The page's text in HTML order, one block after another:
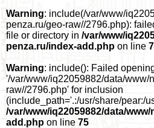
Warning: include(/var/www/
penza.ru/geo-raw//2796.php):
file or directory in /var/www/
penza.ru/index-add.php on line
Warning: include(): Failed
'/var/www/iq22059882/data/www/
raw//2796.php' for inclusion
(include_path='.:/usr/share/pear:/
/var/www/iq22059882/data/
add.php on line 75